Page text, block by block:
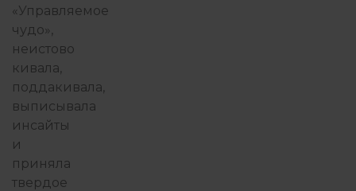
«Управляемое
чудо»,
неистово
кивала,
поддакивала,
выписывала
инсайты
и
приняла
твердое